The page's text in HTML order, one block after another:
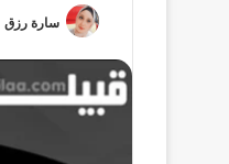
سارة رزق